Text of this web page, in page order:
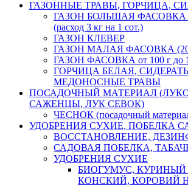
ГАЗОННЫЕ ТРАВЫ, ГОРЧИЦА,
ГАЗОН БОЛЬШАЯ ФАСОВКА
(расход 3 кг на 1 сот.)
ГАЗОН КЛЕВЕР
ГАЗОН МАЛАЯ ФАСОВКА
ГАЗОН ФАСОВКА от 100 г до
ГОРЧИЦА БЕЛАЯ,
МЕДОНОСНЫЕ ТРАВЫ
ПОСАДОЧНЫЙ МАТЕРИАЛ
САЖЕНЦЫ, ЛУК СЕВОК)
ЧЕСНОК (посадочный
УДОБРЕНИЯ СУХИЕ, ПОБЕЛКА
ВОССТАНОВЛЕНИЕ,
САДОВАЯ ПОБЕЛКА,
УДОБРЕНИЯ СУХИЕ
БИОГУМУС, КУРИНЫЙ
КОНСКИЙ, КОРОВИЙ